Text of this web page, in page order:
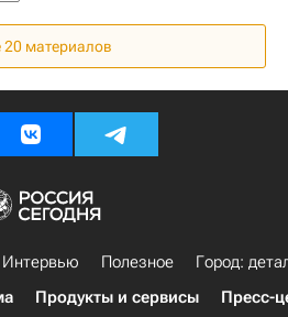
материалов
Интервью Полезное
Город:
Продукты и сервисы Пресс-